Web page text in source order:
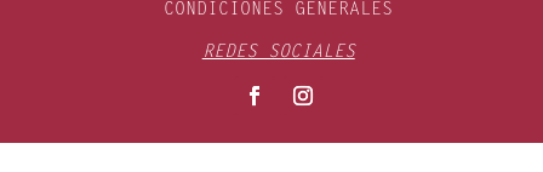
CONDICIONES GENERALES
REDES SOCIALES